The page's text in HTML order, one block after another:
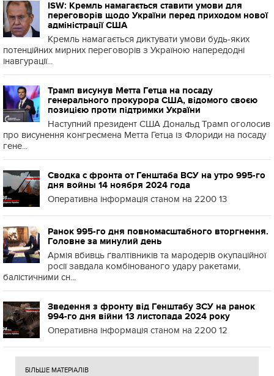
ISW: Кремль намагається ставити умови для
переговорів щодо України перед приходом нової
адміністрації США
Кремль намагається диктувати умови будь-яких
потенційних мирних переговорів з Україною напередодні
інавгурації...
Трамп висунув Метта Гетца на посаду
генерального прокурора США, відомого своєю
позицією проти підтримки України
Наступний президент США Дональд Трамп оголосив
про висунення конгресмена Метта Гетца із Флориди на посаду
гене...
Сводка с фронта от Генштаба ВСУ на утро 995-го
дня войны 14 ноября 2024 года
Оперативна інформація станом на 2200 13
Ранок 995-го дня повномасштабного вторгнення.
Головне за минулий день
Армія вбивць ґвалтівників та мародерів окупаційної
росії завдала комбінованого удару ракетами,
балістичними сн...
Зведення з фронту від Генштабу ЗСУ на ранок
994-го дня війни 13 листопада 2024 року
Оперативна інформація станом на 2200 12
БІЛЬШЕ МАТЕРІАЛІВ